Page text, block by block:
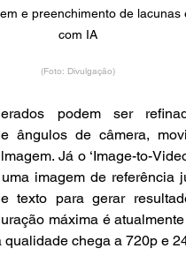
e preenchimento de lacunas
com IA
(Foto: Divulgação)
podem ser
ângulos de câmera,
Já o ‘Image-to-
imagem de referência
texto para gerar
máxima é
qualidade chega a 720p e